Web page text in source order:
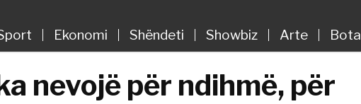
Ekonomi Shëndeti Showbiz Arte Bota
nevojë për ndihmë, për